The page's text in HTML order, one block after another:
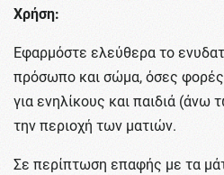
Χρήση:
Εφαρμόστε ελεύθερα το
πρόσωπο και σώμα, όσες φορές
για ενηλίκους και παιδιά
την περιοχή των ματιών.
Σε περίπτωση επαφής με τα